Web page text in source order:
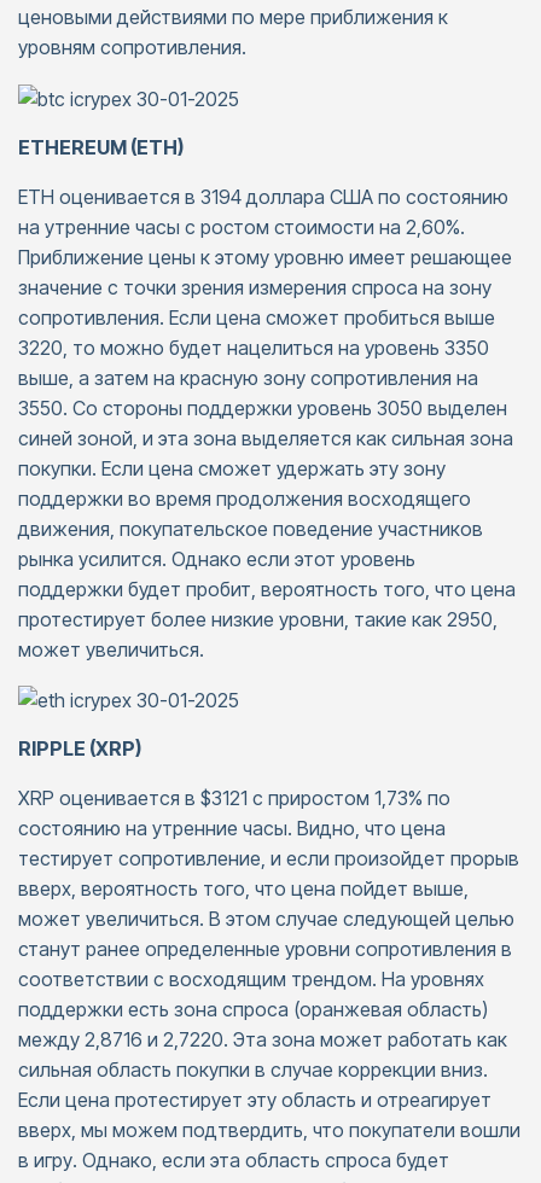
ценовыми действиями по мере приближения к
уровням сопротивления.
ETHEREUM (ETH)
ETH оценивается в 3194 доллара США по состоянию
на утренние часы с ростом стоимости на 2,60%.
Приближение цены к этому уровню имеет решающее
значение с точки зрения измерения спроса на зону
сопротивления. Если цена сможет пробиться выше
3220, то можно будет нацелиться на уровень 3350
выше, а затем на красную зону сопротивления на
3550. Со стороны поддержки уровень 3050 выделен
синей зоной, и эта зона выделяется как сильная зона
покупки. Если цена сможет удержать эту зону
поддержки во время продолжения восходящего
движения, покупательское поведение участников
рынка усилится. Однако если этот уровень
поддержки будет пробит, вероятность того, что цена
протестирует более низкие уровни, такие как 2950,
может увеличиться.
RIPPLE (XRP)
XRP оценивается в $3121 с приростом 1,73% по
состоянию на утренние часы. Видно, что цена
тестирует сопротивление, и если произойдет прорыв
вверх, вероятность того, что цена пойдет выше,
может увеличиться. В этом случае следующей целью
станут ранее определенные уровни сопротивления в
соответствии с восходящим трендом. На уровнях
поддержки есть зона спроса (оранжевая область)
между 2,8716 и 2,7220. Эта зона может работать как
сильная область покупки в случае коррекции вниз.
Если цена протестирует эту область и отреагирует
вверх, мы можем подтвердить, что покупатели вошли
в игру. Однако, если эта область спроса будет